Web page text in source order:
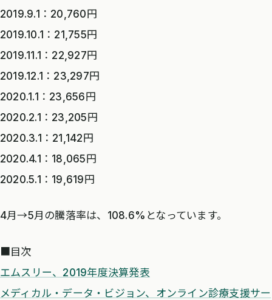
2019.9.1：20,760円
2019.10.1：21,755円
2019.11.1：22,927円
2019.12.1：23,297円
2020.1.1：23,656円
2020.2.1：23,205円
2020.3.1：21,142円
2020.4.1：18,065円
2020.5.1：19,619円
4月→5月の騰落率は、108.6%となっています。
■目次
エムスリー、2019年度決算発表
メディカル・データ・ビジョン、オンライン診療支援サー